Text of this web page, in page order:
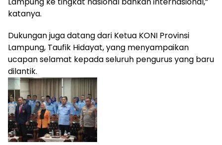
katanya.
Dukungan juga datang dari Ketua KONI Provinsi
Lampung, Taufik Hidayat, yang menyampaikan
ucapan selamat kepada seluruh pengurus yang baru
dilantik.